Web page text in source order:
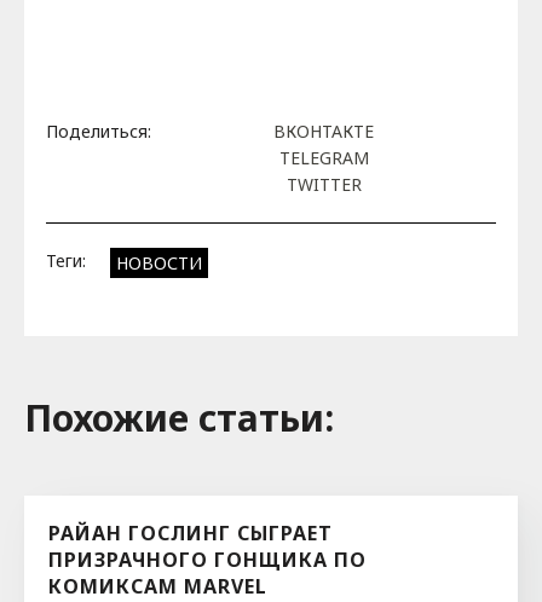
Поделиться:
ВКОНТАКТЕ
TELEGRAM
TWITTER
Теги: НОВОСТИ
Похожие cтатьи:
РАЙАН ГОСЛИНГ СЫГРАЕТ
ПРИЗРАЧНОГО ГОНЩИКА ПО
КОМИКСАМ MARVEL